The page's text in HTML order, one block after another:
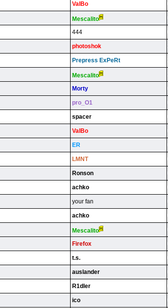
ValBo
Mescalito
444
photoshok
Prepress ExPeRt
Mescalito
Morty
pro_O1
spacer
ValBo
ER
LMNT
Ronson
achko
your fan
achko
Mescalito
Firefox
t.s.
auslander
R1dler
ico